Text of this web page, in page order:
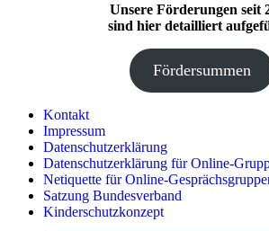
Unsere Förderungen seit
sind hier detailliert
Fördersummen
Kontakt
Impressum
Datenschutzerklärung
Datenschutzerklärung für Online-
Netiquette für Online-
Satzung Bundesverband
Kinderschutzkonzept